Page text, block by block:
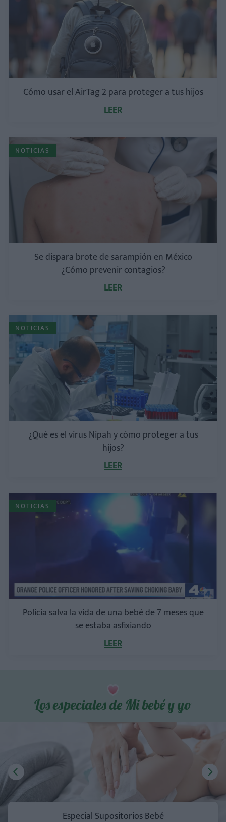
Los especiales de Mi bebé y yo
Especial Supositorios Bebé
Cómo usar el AirTag 2 para proteger a tus hijos
LEER
NOTICIAS
Se dispara brote de sarampión en México
¿Cómo prevenir contagios?
LEER
NOTICIAS
¿Qué es el virus Nipah y cómo proteger a tus
hijos?
LEER
NOTICIAS
Policía salva la vida de una bebé de 7 meses que
se estaba asfixiando
LEER